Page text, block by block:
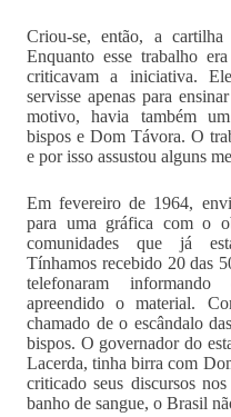
Criou-se, então, a
Enquanto esse trabalho
criticavam a iniciativa.
servisse apenas para
motivo, havia também
bispos e Dom Távora. O
e por isso assustou alguns
Em fevereiro de 1964,
para uma gráfica com o
comunidades que já
Tínhamos recebido 20 das
telefonaram
apreendido o material.
chamado de o escândalo
bispos. O governador do
Lacerda, tinha birra com
criticado seus discursos
banho de sangue, o Brasil